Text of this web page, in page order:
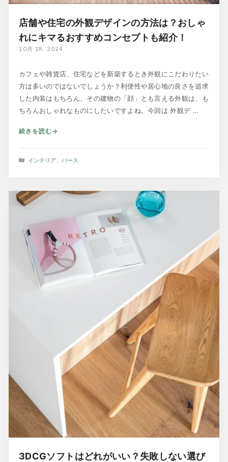
店舗や住宅の外観デザインの方法は？おしゃ
れにキマるおすすめコンセプトも紹介！
10月 18, 2024
カフェや雑貨店、住宅などを新築するとき外観にこだわりたい
方は多いのではないでしょうか？利便性や居心地の良さを追求
した内装はもちろん、その建物の「顔」とも言える外観は、も
ちろんおしゃれなものにしたいですよね。今回は 外観デ …
続きを読む
カ
ー
インテリア パース
3DCGソフトはどれがいい？失敗しない選び